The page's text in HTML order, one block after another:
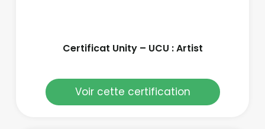
Certificat Unity – UCU : Artist
Voir cette certification